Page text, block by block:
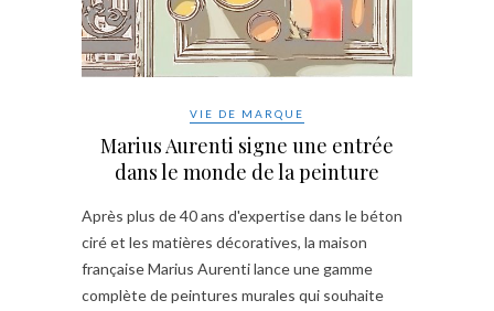
VIE DE MARQUE
Marius Aurenti signe une entrée
dans le monde de la peinture
Après plus de 40 ans d'expertise dans le béton
ciré et les matières décoratives, la maison
française Marius Aurenti lance une gamme
complète de peintures murales qui souhaite